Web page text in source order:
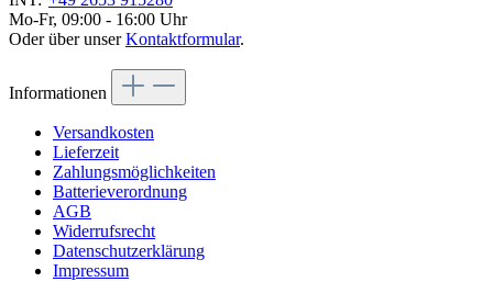
Mo-Fr, 09:00 - 16:00 Uhr
Oder über unserKontaktformular.
Informationen
Versandkosten
Lieferzeit
Zahlungsmöglichkeiten
Batterieverordnung
AGB
Widerrufsrecht
Datenschutzerklärung
Impressum